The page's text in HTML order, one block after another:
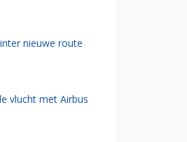
nieuwe route
vlucht met Airbus